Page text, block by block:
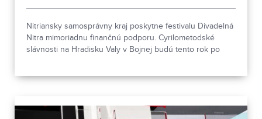
Nitriansky samosprávny kraj poskytne festivalu Divadelná
Nitra mimoriadnu finančnú podporu. Cyrilometodské
slávnosti na Hradisku Valy v Bojnej budú tento rok po